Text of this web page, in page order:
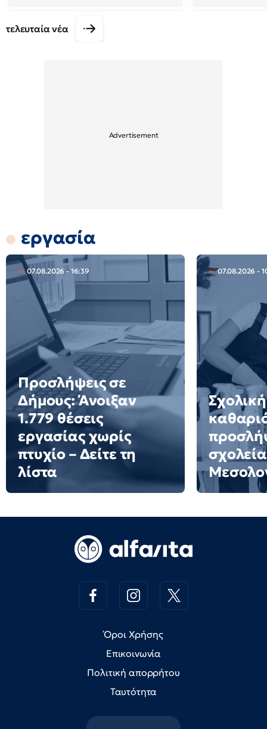
τελευταία νέα
εργασία
07.08.2026 - 16:39
Προσλήψεις σε
Δήμους: Άνοιξαν
1.779 θέσεις
εργασίας χωρίς
πτυχίο – Δείτε τη
λίστα
07.08.2026 -
Σχολική
Όροι Χρήσης
Επικοινωνία
Πολιτική απορρήτου
Ταυτότητα